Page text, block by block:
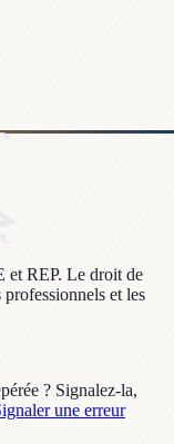
et REP. Le droit de
et les
? Signalez-la,
une erreur